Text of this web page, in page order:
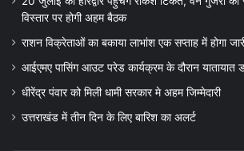
विस्तार पर होगी अहम बैठक
राशन विक्रेताओं का बकाया लाभांश एक सप्ताह में होगा
आईएमए पासिंग आउट परेड कार्यक्रम के दौरान यातायात
धीरेंद्र पंवार को मिली धामी सरकार मे अहम जिम्मेदारी
उत्तराखंड में तीन दिन के लिए बारिश का अलर्ट